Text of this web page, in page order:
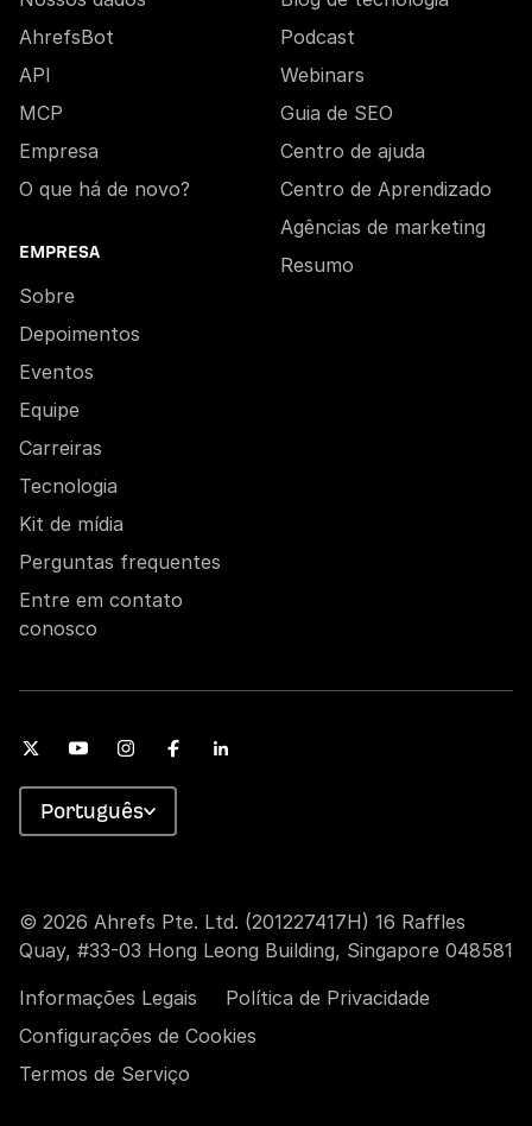
AhrefsBot
API
MCP
Empresa
O que há de novo?
EMPRESA
Sobre
Depoimentos
Eventos
Equipe
Carreiras
Tecnologia
Kit de mídia
Perguntas frequentes
Entre em contato
conosco
Podcast
Webinars
Guia de SEO
Centro de ajuda
Centro de Aprendizado
Agências de marketing
Resumo
© 2026 Ahrefs Pte. Ltd. (201227417H) 16 Raffles
Quay, #33-03 Hong Leong Building, Singapore 048581
Informações Legais
Política de Privacidade
Configurações de Cookies
Termos de Serviço
Português